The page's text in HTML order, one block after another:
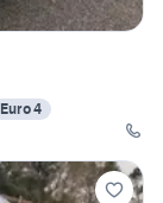
Euro 4